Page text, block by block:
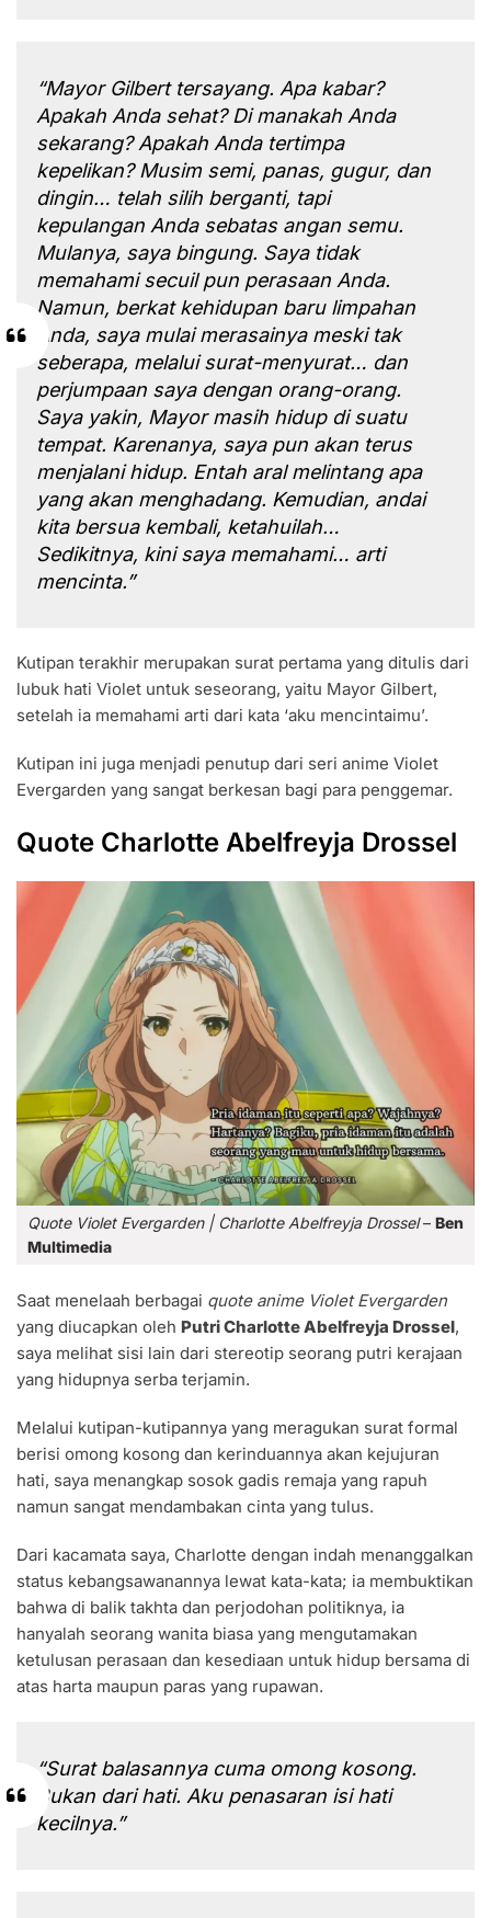
“Mayor Gilbert tersayang. Apa kabar?
Apakah Anda sehat? Di manakah Anda
sekarang? Apakah Anda tertimpa
kepelikan? Musim semi, panas, gugur, dan
dingin… telah silih berganti, tapi
kepulangan Anda sebatas angan semu.
Mulanya, saya bingung. Saya tidak
memahami secuil pun perasaan Anda.
Namun, berkat kehidupan baru limpahan
Anda, saya mulai merasainya meski tak
seberapa, melalui surat-menyurat… dan
perjumpaan saya dengan orang-orang.
Saya yakin, Mayor masih hidup di suatu
tempat. Karenanya, saya pun akan terus
menjalani hidup. Entah aral melintang apa
yang akan menghadang. Kemudian, andai
kita bersua kembali, ketahuilah…
Sedikitnya, kini saya memahami… arti
mencinta.”
Kutipan terakhir merupakan surat pertama yang ditulis dari
lubuk hati Violet untuk seseorang, yaitu Mayor Gilbert,
setelah ia memahami arti dari kata ‘aku mencintaimu’.
Kutipan ini juga menjadi penutup dari seri anime Violet
Evergarden yang sangat berkesan bagi para penggemar.
Quote Charlotte Abelfreyja Drossel
Quote Violet Evergarden | Charlotte Abelfreyja Drossel– Ben
Multimedia
Saat menelaah berbagai quote anime Violet Evergarden
yang diucapkan oleh Putri Charlotte Abelfreyja Drossel,
saya melihat sisi lain dari stereotip seorang putri kerajaan
yang hidupnya serba terjamin.
Melalui kutipan-kutipannya yang meragukan surat formal
berisi omong kosong dan kerinduannya akan kejujuran
hati, saya menangkap sosok gadis remaja yang rapuh
namun sangat mendambakan cinta yang tulus.
Dari kacamata saya, Charlotte dengan indah menanggalkan
status kebangsawanannya lewat kata-kata; ia membuktikan
bahwa di balik takhta dan perjodohan politiknya, ia
hanyalah seorang wanita biasa yang mengutamakan
ketulusan perasaan dan kesediaan untuk hidup bersama di
atas harta maupun paras yang rupawan.
“Surat balasannya cuma omong kosong.
Bukan dari hati. Aku penasaran isi hati
kecilnya.”